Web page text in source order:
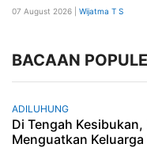
07 August 2026 | Wijatma T S
BACAAN
ADILUHUNG
Di Tengah
Menguatkan